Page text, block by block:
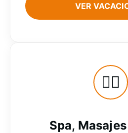
VER
🧖‍♀️
Spa,